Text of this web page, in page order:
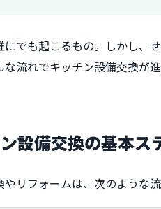
でも起こるもの。しかし、
な流れでキッチン設備交換が
設備交換の基本ス
リフォームは、次のような